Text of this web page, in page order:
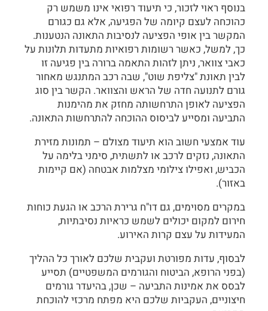
בנוסף ראוי לזכור, כי תיעוד רפואי אינו משמש רק
כהוכחה לעצם קיומה של הפגיעה, אלא גם כגורם
המקשר בין אופי הפציעה לנסיבות התאונה הנטענות.
כך, למשל, כאשר רשומות רפואיות מתעדות תלונות על
כאבי צוואר, ניתן לזהות התאמה ברורה בין פגיעה זו
לבין תאונת "צליפת שוט", שבה רכב המתנגש מאחור
גורם לתנועה חדה של הראש והצוואר. הקשר בין סוג
הפציעה לאופן התרחשותה מחזק את מהימנות
התביעה ומסייע לביסוס ההוכחה להתרחשות התאונה.
עוד אמצעי חשוב הוא תיעוד מצולם – תמונות מזירת
התאונה, נזקים לרכב או לתשתית, סימני בלימה על
הכביש, ואפילו צילומי מצלמות אבטחה (אם קיימות
באזור).
במקרים מסוימים, גם דו"ח גרירת הרכב או הגעת כוחות
חירום למקום יכולים לשמש כראיות נסיבתיות,
המעידות על עצם קרות האירוע.
לבסוף, עדות מפורטת ועקבית שלכם לאורך כל ההליך
(בפני הרופא, הביטוח והגורמים המשפטיים) תסייע
לבסס את אמינות התביעה – שכן, בהיעדר גורמים
חיצוניים, העקביות שלכם היא מפתח מרכזי להוכחת